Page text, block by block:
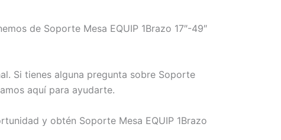
de Soporte Mesa EQUIP 1Brazo 17″-49″
Si tienes alguna pregunta sobre Soporte
aquí para ayudarte.
y obtén Soporte Mesa EQUIP 1Brazo